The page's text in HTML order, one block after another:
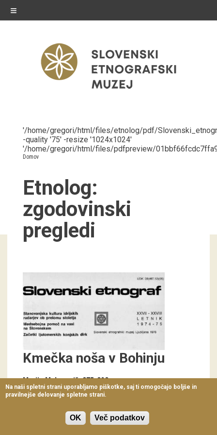
≡
Stalne razstave
Gostovanja
E-razstave
Virtualni sprehodi
Arhiv razstav
dogodki
Koledar dogodkov
Prireditve
Predavanja
Delavnice
Vodeni ogledi
Status message
'/home/gregori/html/files/etnolog/pdf/
-quality '75' -resize '1024x1024'
'/home/gregori/html/files/pdfpreview/
Domov
Etnolog:
zgodovinski
pregledi
Kmečka noša v Bohinju
Marija Makarovič 075-090
Na naši spletni strani uporabljamo piškotke, saj ti omogočajo boljše in
pravilnejše delovanje spletne strani.
OK Več podatkov